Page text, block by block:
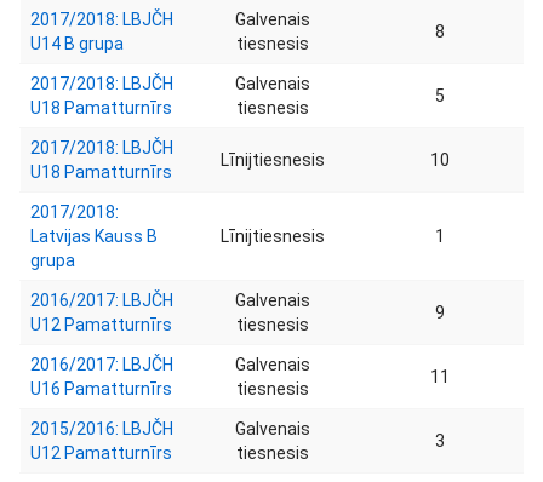
2017/2018: LBJČH
U14 B grupa
Galvenais
tiesnesis
8
2017/2018: LBJČH
U18 Pamatturnīrs
Galvenais
tiesnesis
5
2017/2018: LBJČH
U18 Pamatturnīrs
Līnijtiesnesis 10
2017/2018:
Latvijas Kauss B
grupa
Līnijtiesnesis 1
2016/2017: LBJČH
U12 Pamatturnīrs
Galvenais
tiesnesis
9
2016/2017: LBJČH
U16 Pamatturnīrs
Galvenais
tiesnesis
11
2015/2016: LBJČH
U12 Pamatturnīrs
Galvenais
tiesnesis
3